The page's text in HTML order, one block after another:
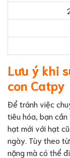
Lưu ý khi
con Catpy
Để tránh việc
tiêu hóa, bạn
hạt mới với hạt
ngày. Tùy theo
nặng mà có thể